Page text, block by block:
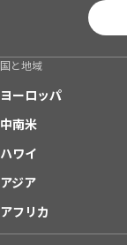
国と地域
ヨーロッパ
中南米
ハワイ
アジア
アフリカ